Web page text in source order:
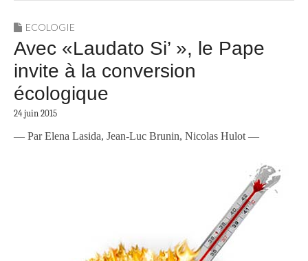
ECOLOGIE
Avec «Laudato Si’ », le Pape
invite à la conversion
écologique
24 juin 2015
— Par Elena Lasida, Jean-Luc Brunin, Nicolas Hulot —